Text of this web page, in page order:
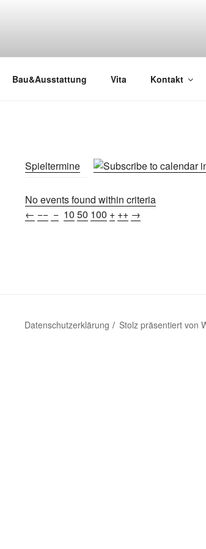
Bau&Ausstattung Vita Kontakt
Spieltermine
No events found within criteria
← −− − 10 50 100 + ++ →
Datenschutzerklärung Stolz präsentiert von